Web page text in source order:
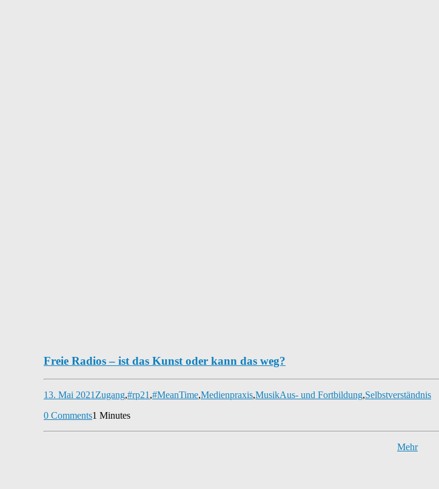
Freie Radios – ist das Kunst oder kann das weg?
13. Mai 2021 Zugang,#rp21 ,#MeanTime,Medienpraxis,MusikAus- und Fortbildung,Selbstverständnis
0 Comments1 Minutes
Mehr